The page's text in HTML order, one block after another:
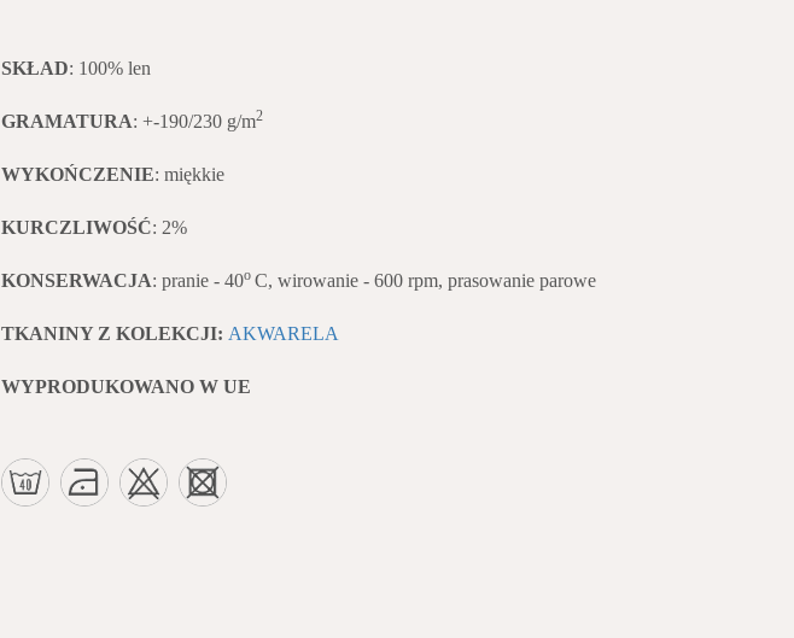
SKŁAD: 100% len
GRAMATURA: +-190/230 g/m2
WYKOŃCZENIE: miękkie
KURCZLIWOŚĆ: 2%
KONSERWACJA: pranie - 40o C, wirowanie - 600 rpm, prasowanie parowe
TKANINY Z KOLEKCJI: AKWARELA
WYPRODUKOWANO W UE